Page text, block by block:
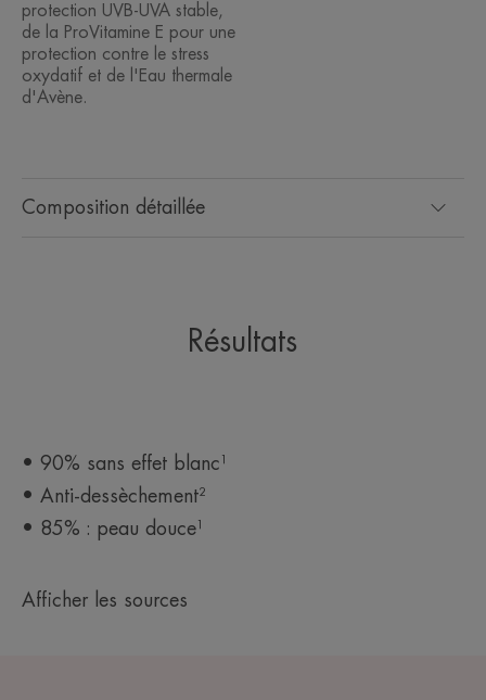
Composition détaillée
protection UVB-UVA stable,
de la ProVitamine E pour une
protection contre le stress
oxydatif et de l'Eau thermale
d'Avène.
Résultats
• 90% sans effet blanc¹
• Anti-dessèchement²
• 85% : peau douce¹
Afficher les sources